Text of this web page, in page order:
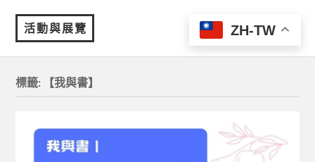
活動與展覽 MENU
標籤: 【我與書】
ZH-TW